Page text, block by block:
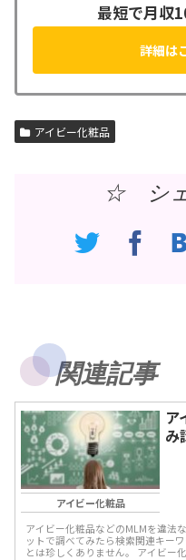
最短で月収
詳細は
アイビー化粧品
☆ シ
関連記事
アイビー化粧品
ア
み
アイビー化粧品などのMLMを違法
ットで調べてみたら検索関連キー
とは珍しくありません。 アイビー